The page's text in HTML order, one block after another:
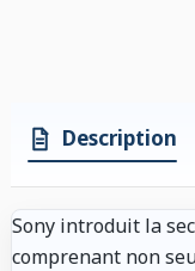
Description
Sony introduit la
comprenant non